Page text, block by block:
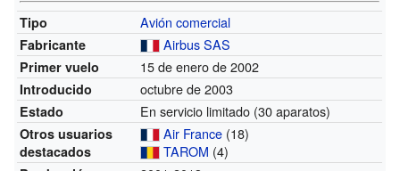
Tipo Avión comercial
Fabricante Airbus SAS
Primer vuelo 15 de enero de 2002
Introducido octubre de 2003
Estado En servicio limitado (30 aparatos)
Otros usuarios
destacados
Air France (18)
TAROM (4)